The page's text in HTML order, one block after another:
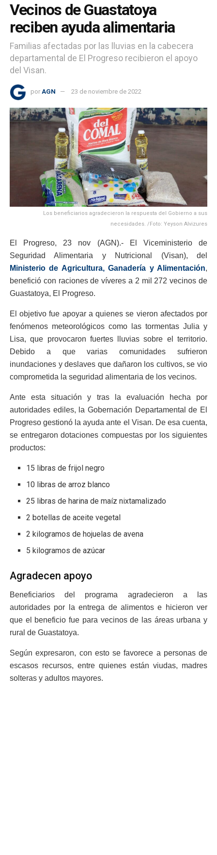
Vecinos de Guastatoya
reciben ayuda alimentaria
Familias afectadas por las lluvias en la cabecera
departamental de El Progreso recibieron el apoyo
del Visan.
por AGN 23 de noviembre de 2022
Los beneficiarios agradecieron la respuesta del Gobierno a sus
necesidades. /Foto: Yeyson Alvizures
El Progreso, 23 nov (AGN).- El Viceministerio de
Seguridad Alimentaria y Nutricional (Visan), del
Ministerio de Agricultura, Ganadería y Alimentación,
benefició con raciones de víveres a 2 mil 272 vecinos de
Guastatoya, El Progreso.
El objetivo fue apoyar a quienes se vieron afectados por
fenómenos meteorológicos como las tormentas Julia y
Lisa, que provocaron fuertes lluvias sobre el territorio.
Debido a que varias comunidades sufrieron
inundaciones y deslaves que dañaron los cultivos, se vio
comprometida la seguridad alimentaria de los vecinos.
Ante esta situación y tras la evaluación hecha por
autoridades ediles, la Gobernación Departamental de El
Progreso gestionó la ayuda ante el Visan. De esa cuenta,
se entregaron dotaciones compuestas por los siguientes
productos:
15 libras de frijol negro
10 libras de arroz blanco
25 libras de harina de maíz nixtamalizado
2 botellas de aceite vegetal
2 kilogramos de hojuelas de avena
5 kilogramos de azúcar
Agradecen apoyo
Beneficiarios del programa agradecieron a las
autoridades por la entrega de alimentos e hicieron ver
que el beneficio fue para vecinos de las áreas urbana y
rural de Guastatoya.
Según expresaron, con esto se favorece a personas de
escasos recursos, entre quienes están viudas, madres
solteras y adultos mayores.